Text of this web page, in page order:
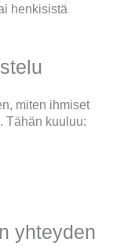
henkisistä
miten ihmiset
Tähän kuuluu:
yhteyden